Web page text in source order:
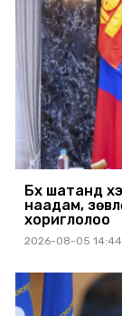
Бүх шатанд
наадам,
хориглолоо
2026-08-05